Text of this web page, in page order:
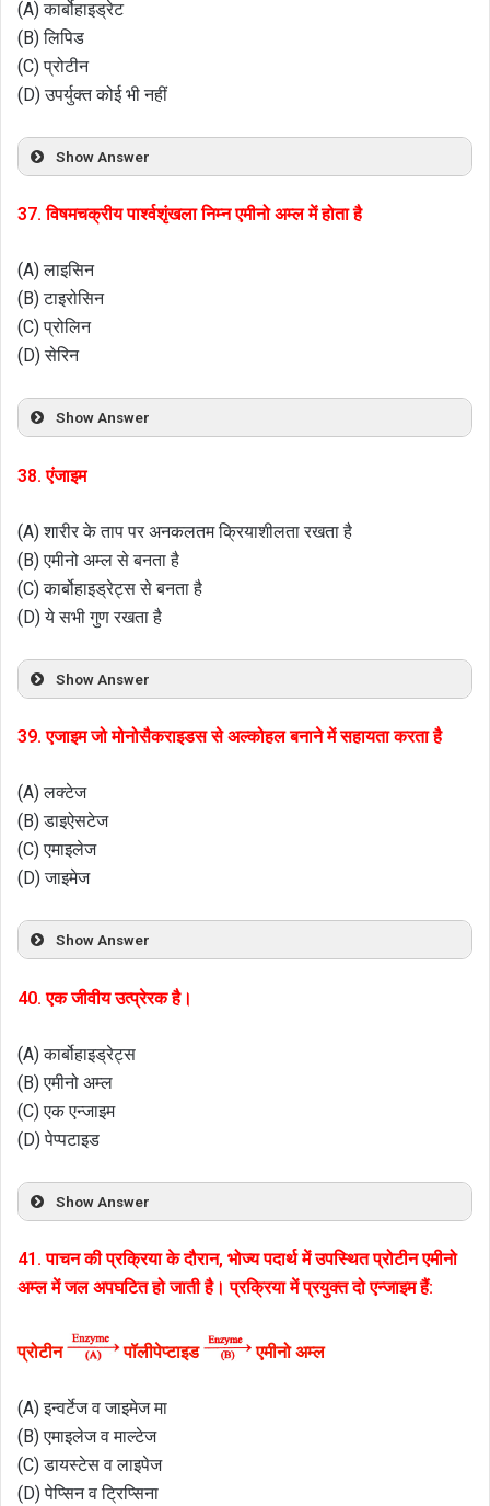
(A) कार्बोहाइड्रेट
(B) लिपिड
(C) प्रोटीन
(D) उपर्युक्त कोई भी नहीं
Show Answer
37. विषमचक्रीय पार्श्वशृंखला निम्न एमीनो अम्ल में होता है
(A) लाइसिन
(B) टाइरोसिन
(C) प्रोलिन
(D) सेरिन
Show Answer
38. एंजाइम
(A) शारीर के ताप पर अनकलतम क्रियाशीलता रखता है
(B) एमीनो अम्ल से बनता है
(C) कार्बोहाइड्रेट्स से बनता है
(D) ये सभी गुण रखता है
Show Answer
39. एजाइम जो मोनोसैकराइडस से अल्कोहल बनाने में सहायता करता है
(A) लक्टेज
(B) डाइऐसटेज
(C) एमाइलेज
(D) जाइमेज
Show Answer
40. एक जीवीय उत्प्रेरक है।
(A) कार्बोहाइड्रेट्स
(B) एमीनो अम्ल
(C) एक एन्जाइम
(D) पेप्पटाइड
Show Answer
41. पाचन की प्रक्रिया के दौरान, भोज्य पदार्थ में उपस्थित प्रोटीन एमीनो
अम्ल में जल अपघटित हो जाती है। प्रक्रिया में प्रयुक्त दो एन्जाइम हैं:
प्रोटीन पॉलीपेप्टाइड एमीनो अम्ल
(A) इन्वर्टेज व जाइमेज मा
(B) एमाइलेज व माल्टेज
(C) डायस्टेस व लाइपेज
(D) पेप्सिन व ट्रिप्सिना